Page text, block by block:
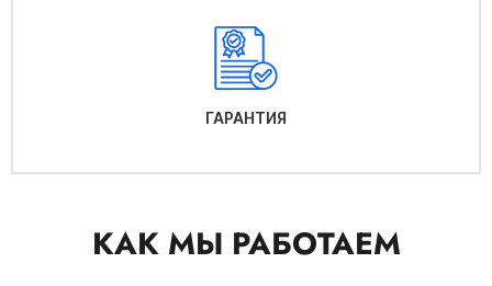
ГАРАНТИЯ
КАК МЫ РАБОТАЕМ